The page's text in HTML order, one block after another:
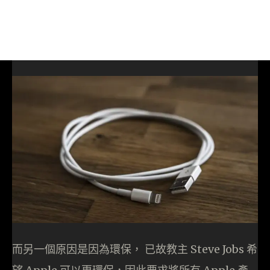
而另一個原因是因為環保， 已故教主 Steve Jobs 希